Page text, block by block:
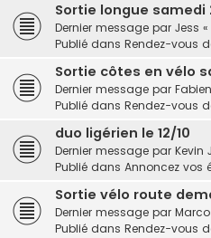
Sortie longue samedi
Dernier message par Jess «
Publié dans Rendez-vous
Sortie côtes en vélo
Dernier message par Fabien
Publié dans Rendez-vous
duo ligérien le 12/10
Dernier message par Kevin J
Publié dans Annoncez vos
Sortie vélo route
Dernier message par Marco
Publié dans Rendez-vous